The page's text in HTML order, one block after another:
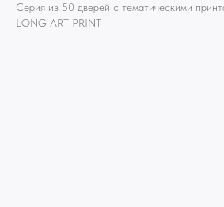
Серия из 50 дверей с тематическими
LONG ART PRINT